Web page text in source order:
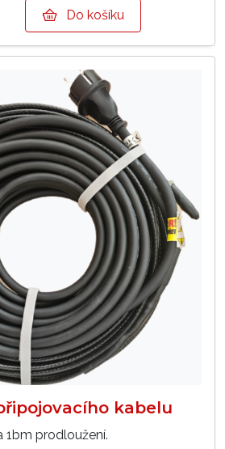
Do košíku
kabelu
1bm prodloužení.